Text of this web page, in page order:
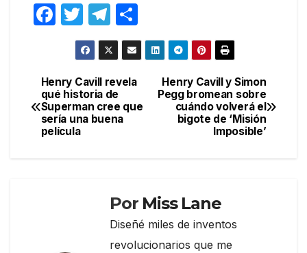
F
e
b
o
T
w
itt
er
T
el
e
gr
a
m
o
m
ar
Navegación
de
entradas
Henry Cavill y Simon
Pegg bromean sobre
cuándo volverá el
bigote de ‘Misión
Imposible’
Henry Cavill revela
qué historia de
Superman cree que
sería una buena
película
Por Miss Lane
Diseñé miles de inventos
revolucionarios que me